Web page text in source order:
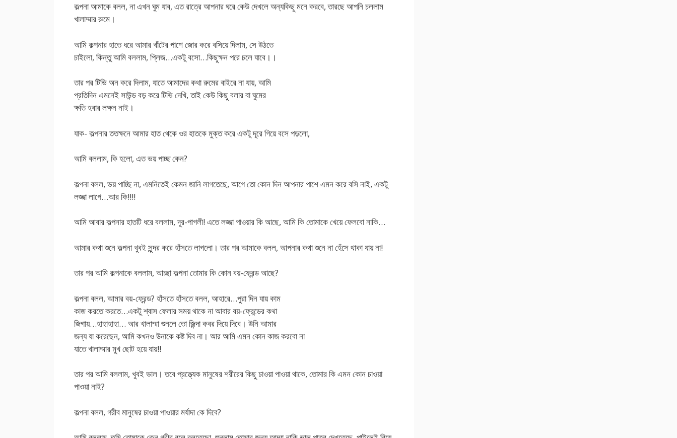
কল্পনা আমাকে বলল, না এখন ঘুম যাব, এত রাত্রে আপনার ঘরে কেউ দেখলে অন্যকিছু মনে করবে, তারছে আপনি চললাম
খালাম্মার রুমে।
আমি কল্পনার হাতে ধরে আমার খাঁটের পাশে জোর করে বসিয়ে দিলাম, সে উঠতে
চাইলো, কিন্তু আমি বললাম, প্লিজ…একটু বসো…কিছুক্ষন পরে চলে যাবে।।
তার পর টিভি অন করে দিলাম, যাতে আমাদের কথা রুমের বাইরে না যায়, আমি
প্রতিদিন এমনেই সাউন্ড বড় করে টিভি দেখি, তাই কেউ কিছু বলার বা ঘুমের
ক্ষতি হবার লক্ষন নাই।
যাক- কল্পনার ততক্ষনে আমার হাত থেকে ওর হাতকে মুক্ত করে একটু দূরে গিয়ে বসে পড়লো,
আমি বললাম, কি হলো, এত ভয় পাচ্ছ কেন?
কল্পনা বলল, ভয় পাচ্ছি না, এমনিতেই কেমন জানি লাগতেছে, আগে তো কোন দিন আপনার পাশে এমন করে বসি নাই, একটু
লজ্জা লাগে…আর কি!!!!
আমি আবার কল্পনার হাতটি ধরে বললাম, দূর-পাগলী! এতে লজ্জা পাওয়ার কি আছে, আমি কি তোমাকে খেয়ে ফেলবো নাকি…
আমার কথা শুনে কল্পনা খুবই সুন্দর করে হাঁসতে লাগলো। তার পর আমাকে বলল, আপনার কথা শুনে না হেঁসে থাকা যায় না!
তার পর আমি কল্পনাকে বললাম, আচ্ছা কল্পনা তোমার কি কোন বয়-ফ্রেন্ড আছে?
কল্পনা বলল, আমার বয়-ফ্রেন্ড? হাঁসতে হাঁসতে বলল, আহারে…পুরা দিন যায় কাম
কাজ করতে করতে…একটু শ্বাস ফেলার সময় থাকে না আবার বয়-ফ্রেন্ডের কথা
জিগায়…হাহাহাহা… আর খালাম্মা শুনলে তো জিন্দা কবর দিয়ে দিবে। উনি আমার
জন্য যা করেছেন, আমি কখনও উনাকে কষ্ট দিব না। আর আমি এমন কোন কাজ করবো না
যাতে খালাম্মার মুখ ছোট হয়ে যায়!!
তার পর আমি বললাম, খুবই ভাল। তবে প্রত্ত্যেক মানুষের শরীরের কিছু চাওয়া পাওয়া থাকে, তোমার কি এমন কোন চাওয়া
পাওয়া নাই?
কল্পনা বলল, গরীব মানুষের চাওয়া পাওয়ার মর্যাদা কে দিবে?